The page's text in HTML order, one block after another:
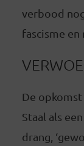
verbood
fascisme en
De
Staal als
drang,